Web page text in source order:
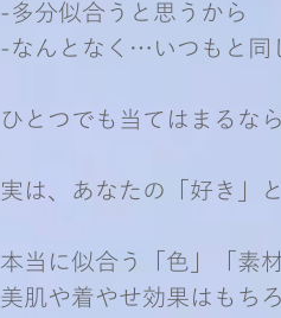
-多分似合うと思うから
-なんとなく…いつもと同
ひとつでも当てはまるな
実は、あなたの「好き」
本当に似合う「色」「素
美肌や着やせ効果はもちろ